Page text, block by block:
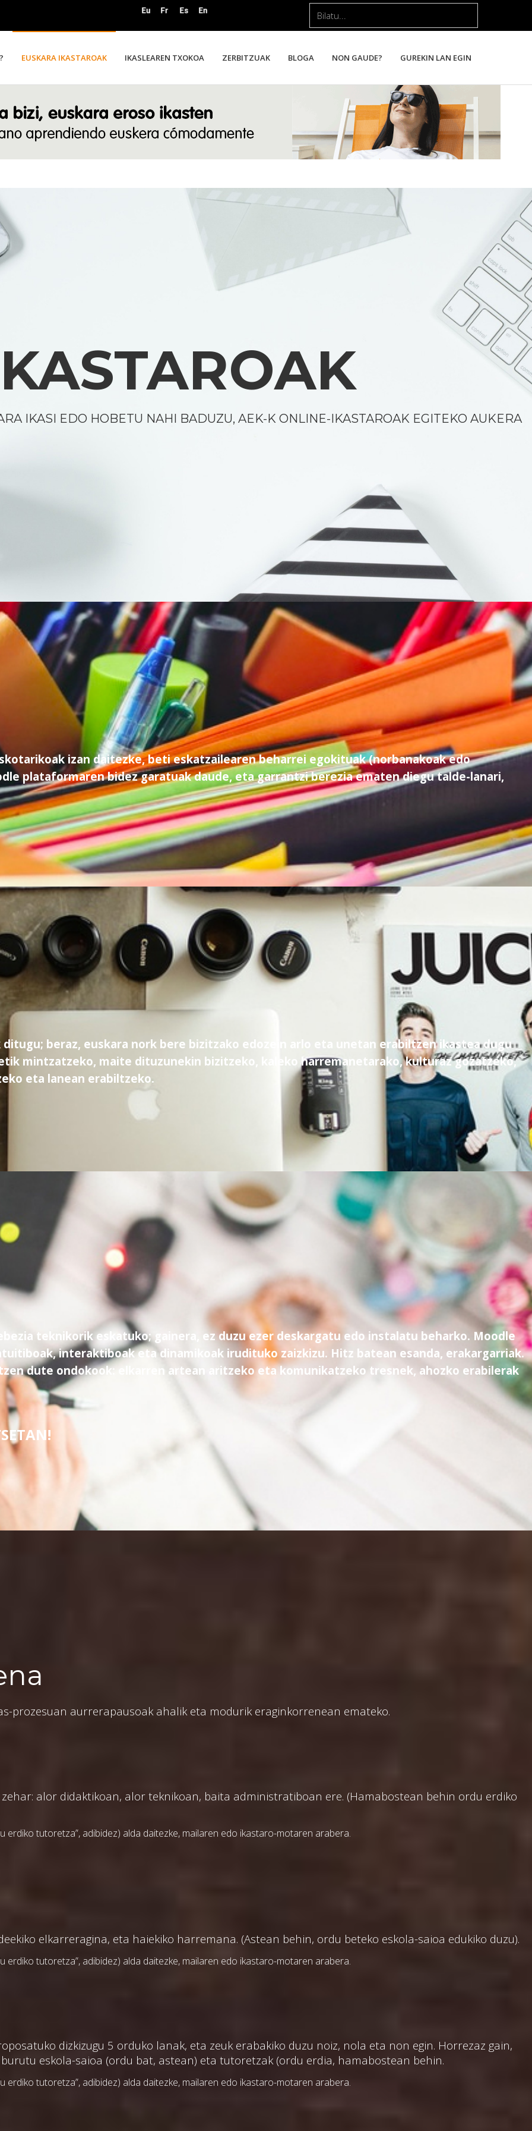
EUSKARA IKASTAROAK IKASLEAREN TXOKOA ZERBITZUAK BLOGA NON GAUDE? GUREKIN LAN EGIN
IKASI EDO HOBETU NAHI BADUZU, AEK-K ONLINE-IKASTAROAK EGITEKO AUKERA
izan daitezke, beti eskatzailearen beharrei egokituak (norbanakoak edo
plataformaren bidez garatuak daude, eta garrantzi berezia ematen diegu talde-lanari,
beraz, euskara nork bere bizitzako edozein arlo eta unetan erabiltzen ikastea dugu
mintzatzeko, maite dituzunekin bizitzeko, kaleko harremanetarako, kulturaz gozatzeko,
eta lanean erabiltzeko.
teknikorik eskatuko; gainera, ez duzu ezer deskargatu edo instalatu beharko. Moodle
interaktiboak eta dinamikoak irudituko zaizkizu. Hitz batean esanda, erakargarriak.
dute ondokook: elkarren artean aritzeko eta komunikatzeko tresnek, ahozko erabilerak
!
prozesuan aurrerapausoak ahalik eta modurik eraginkorrenean emateko.
alor didaktikoan, alor teknikoan, baita administratiboan ere. (Hamabostean behin ordu erdiko
tutoretza”, adibidez) alda daitezke, mailaren edo ikastaro-motaren arabera.
elkarreragina, eta haiekiko harremana. (Astean behin, ordu beteko eskola-saioa edukiko duzu).
tutoretza”, adibidez) alda daitezke, mailaren edo ikastaro-motaren arabera.
dizkizugu 5 orduko lanak, eta zeuk erabakiko duzu noiz, nola eta non egin. Horrezaz gain,
eskola-saioa (ordu bat, astean) eta tutoretzak (ordu erdia, hamabostean behin.
tutoretza”, adibidez) alda daitezke, mailaren edo ikastaro-motaren arabera.